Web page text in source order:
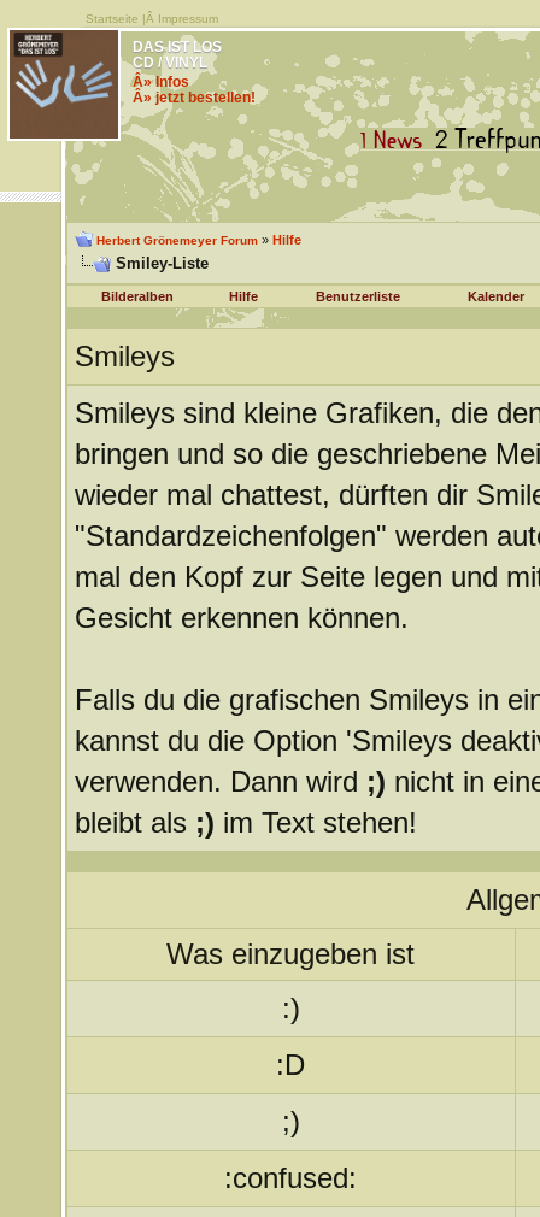
Startseite |Â Impressum
DAS IST LOS
CD / VINYL
Â» Infos
Â» jetzt bestellen!
Herbert Grönemeyer Forum» Hilfe
Smiley-Liste
Bilderalben Hilfe Benutzerliste Kalender
Smileys
Smileys sind kleine Grafiken, die
bringen und so die geschriebene
wieder mal chattest, dürften dir
"Standardzeichenfolgen" werden
mal den Kopf zur Seite legen und
Gesicht erkennen können.
Falls du die grafischen Smileys in
kannst du die Option 'Smileys
verwenden. Dann wird ;) nicht in
bleibt als ;) im Text stehen!
Was einzugeben ist
:)
:D
;)
:confused: